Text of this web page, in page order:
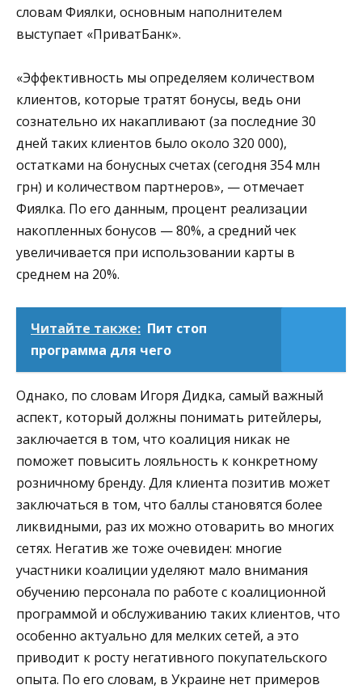
словам Фиялки, основным наполнителем
выступает «ПриватБанк».
«Эффективность мы определяем количеством
клиентов, которые тратят бонусы, ведь они
сознательно их накапливают (за последние 30
дней таких клиентов было около 320 000),
остатками на бонусных счетах (сегодня 354 млн
грн) и количеством партнеров», — отмечает
Фиялка. По его данным, процент реализации
накопленных бонусов — 80%, а средний чек
увеличивается при использовании карты в
среднем на 20%.
Читайте также: Пит стоп
программа для чего
Однако, по словам Игоря Дидка, самый важный
аспект, который должны понимать ритейлеры,
заключается в том, что коалиция никак не
поможет повысить лояльность к конкретному
розничному бренду. Для клиента позитив может
заключаться в том, что баллы становятся более
ликвидными, раз их можно отоварить во многих
сетях. Негатив же тоже очевиден: многие
участники коалиции уделяют мало внимания
обучению персонала по работе с коалиционной
программой и обслуживанию таких клиентов, что
особенно актуально для мелких сетей, а это
приводит к росту негативного покупательского
опыта. По его словам, в Украине нет примеров